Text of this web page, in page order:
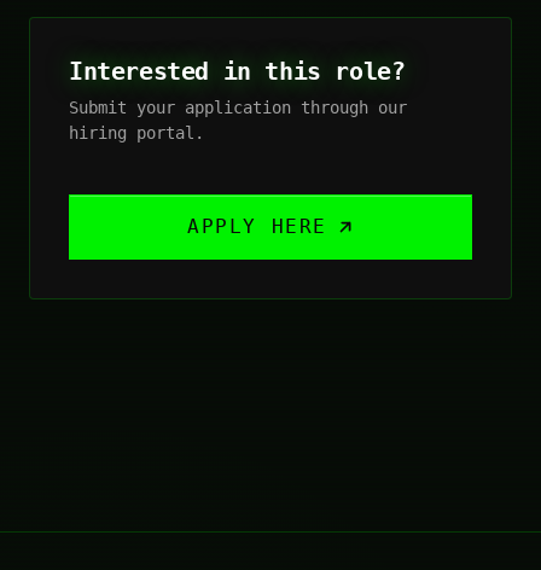
Interested in this role?
Submit your application through our
hiring portal.
APPLY HERE